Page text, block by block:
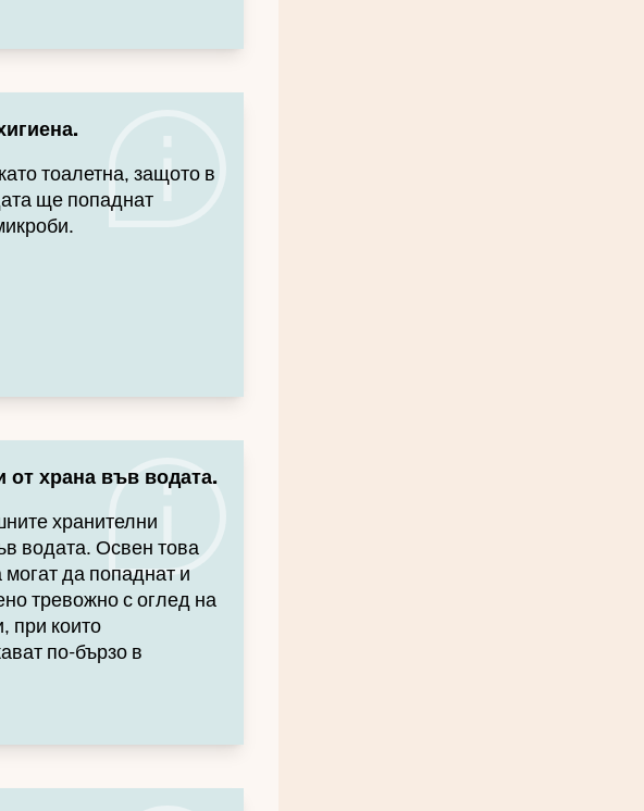
тоалетна, защото в
ще попаднат
от храна във водата.
хранителни
водата. Освен това
да попаднат и
тревожно с оглед на
при които
по-бързо в